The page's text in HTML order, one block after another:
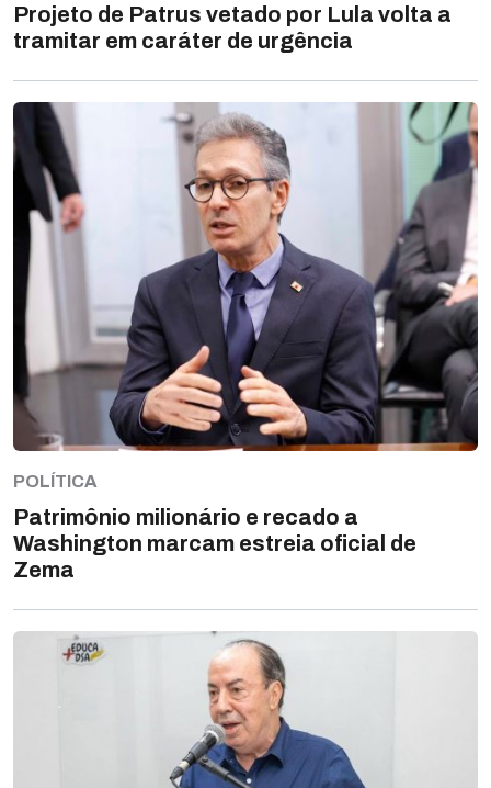
Projeto de Patrus vetado por Lula volta a
tramitar em caráter de urgência
POLÍTICA
Patrimônio milionário e recado a
Washington marcam estreia oficial de
Zema